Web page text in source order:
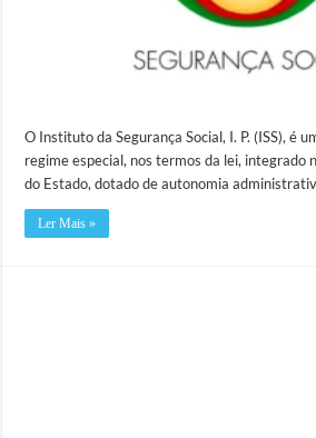
O Instituto da Segurança Social, I. P. (ISS), é
regime especial, nos termos da lei, integrado
do Estado, dotado de autonomia
Ler Mais »